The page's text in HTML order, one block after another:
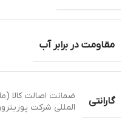
مقاومت در برابر آب
گارانتی
المللی شرکت